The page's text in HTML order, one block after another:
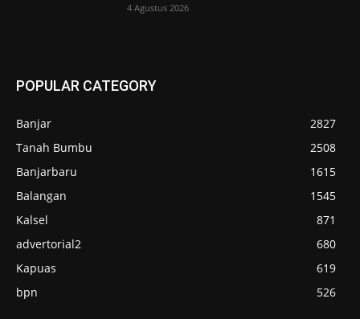
4 Agustus 2026
POPULAR CATEGORY
Banjar
2827
Tanah Bumbu
2508
Banjarbaru
1615
Balangan
1545
Kalsel
871
advertorial2
680
Kapuas
619
bpn
526